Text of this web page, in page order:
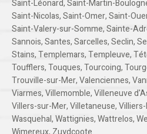
Saint-Léonard,Saint-Martin-
Saint-Nicolas,Saint-Omer,Saint-
Saint-Valery-sur-Somme,Sainte-
Sannois,Santes,Sarcelles,Seclin,
Stains,Templemars,Templeuve,
Toufflers,Touques,Tourcoing,
Trouville-sur-Mer,Valenciennes,
Viarmes,Villemomble,Villeneuve
Villers-sur-Mer,Villetaneuse,
Wasquehal,Wattignies,Wattrelos,